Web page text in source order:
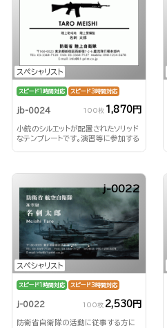
スペシャリスト
スピード1時間対応 スピード3時間対応
jb-0024 100枚 1,870円
小銃のシルエットが配置されたソリッド
なテンプレートです。演習等に参加する
スペシャリスト
j-0022
スピード1時間対応 スピード3時間対応
j-0022 100枚 2,530円
防衛省自衛隊の活動に従事する方に